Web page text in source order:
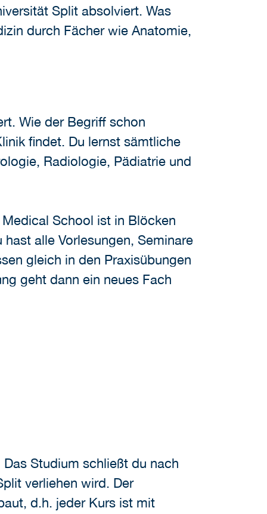
Split absolviert. Was
durch Fächer wie Anatomie,
Wie der Begriff schon
findet. Du lernst sämtliche
Radiologie, Pädiatrie und
School ist in Blöcken
alle Vorlesungen, Seminare
gleich in den Praxisübungen
geht dann ein neues Fach
Studium schließt du nach
verliehen wird. Der
d.h. jeder Kurs ist mit